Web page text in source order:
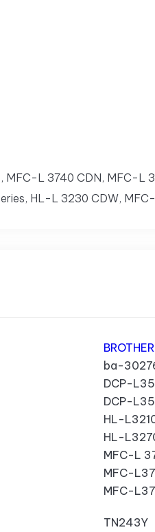
L 3740 CDN, MFC-
HL-L 3230 CDW,
BROTHER
ba-
DCP-
DCP-
HL-
HL-
MFC-L
MFC-
MFC-
TN243Y